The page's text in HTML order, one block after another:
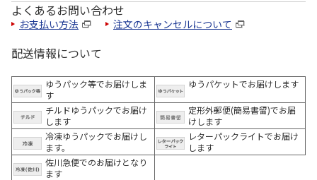
よくあるお問い合わせ
お支払い方法 注文のキャンセルについて
配送情報について
ゆうパック等でお届けしま
す
ゆうパケットでお届けします
チルドゆうパックでお届け
します
定形外郵便(簡易書留)でお届
けします
冷凍ゆうパックでお届けし
ます。
レターパックライトでお届け
します
佐川急便でのお届けとなり
ます